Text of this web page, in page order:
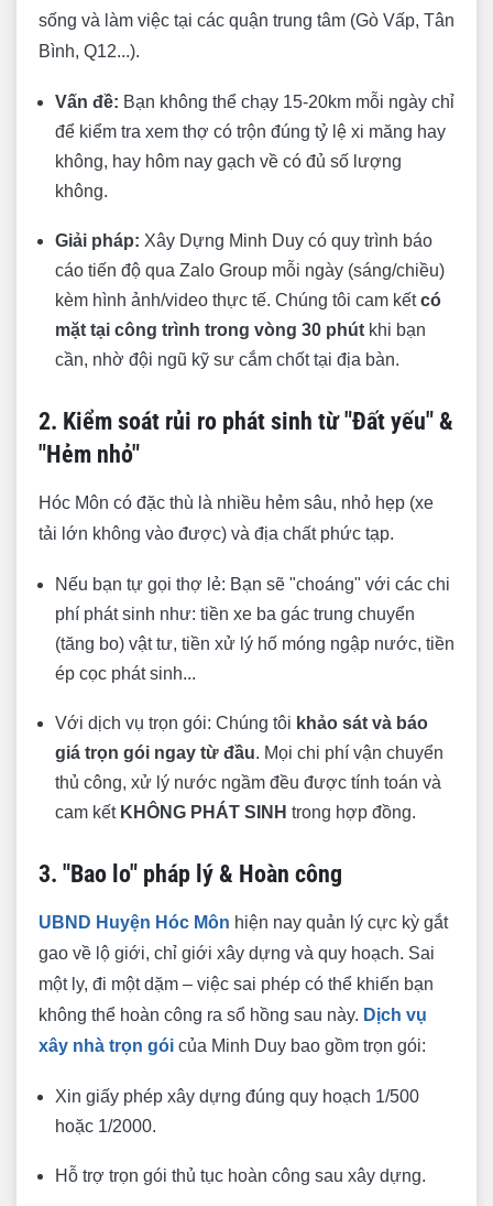
Huyện Hóc Môn
Quy trình thi công & Kiểm soát chất lượng
Bước 1: Thiết lập mặt bằng & Định vị tim mốc
Bước 2: Thi công phần Móng (Giai đoạn quyết
định tuổi thọ)
Bước 3: Thi công phần Thân (Khung xương
ngôi nhà)
Bước 4: Thi công Điện Nước (M&E)
Bước 5: Chống thấm
Bước 6: Hoàn thiện & Nội thất
kết)
Chính sách bảo hành & Cam kết tiến độ
Top dự án tiêu biểu đã thi công tại Hóc Môn
1. Nhà phố hiện đại 3 tầng - Xã Bà Điểm
2. Biệt thự mái Nhật sân vườn - Xã Xuân Thới
3. Nhà cấp 4 gác lửng (Mái tôn giả ngói) - Xã
Câu hỏi thường gặp (FAQ) về xây nhà Hóc Môn
Chọn "Người xây tổ ấm" chứ đừng chỉ chọn
"Thầu xây nhà"
sống và làm việc tại các quận trung tâm (Gò Vấp, Tân
Bình, Q12...).
Vấn đề: Bạn không thể chạy 15-20km mỗi ngày chỉ
để kiểm tra xem thợ có trộn đúng tỷ lệ xi măng hay
không, hay hôm nay gạch về có đủ số lượng
không.
Giải pháp: Xây Dựng Minh Duy có quy trình báo
cáo tiến độ qua Zalo Group mỗi ngày (sáng/chiều)
kèm hình ảnh/video thực tế. Chúng tôi cam kếtcó
mặt tại công trình trong vòng 30 phút khi bạn
cần, nhờ đội ngũ kỹ sư cắm chốt tại địa bàn.
2. Kiểm soát rủi ro phát sinh từ "Đất yếu" &
"Hẻm nhỏ"
Hóc Môn có đặc thù là nhiều hẻm sâu, nhỏ hẹp (xe
tải lớn không vào được) và địa chất phức tạp.
Nếu bạn tự gọi thợ lẻ: Bạn sẽ "choáng" với các chi
phí phát sinh như: tiền xe ba gác trung chuyển
(tăng bo) vật tư, tiền xử lý hố móng ngập nước, tiền
ép cọc phát sinh...
Với dịch vụ trọn gói: Chúng tôi khảo sát và báo
giá trọn gói ngay từ đầu. Mọi chi phí vận chuyển
thủ công, xử lý nước ngầm đều được tính toán và
cam kết KHÔNG PHÁT SINH trong hợp đồng.
3. "Bao lo" pháp lý & Hoàn công
UBND Huyện Hóc Môn hiện nay quản lý cực kỳ gắt
gao về lộ giới, chỉ giới xây dựng và quy hoạch. Sai
một ly, đi một dặm – việc sai phép có thể khiến bạn
không thể hoàn công ra sổ hồng sau này. Dịch vụ
xây nhà trọn gói của Minh Duy bao gồm trọn gói:
Xin giấy phép xây dựng đúng quy hoạch 1/500
hoặc 1/2000.
Hỗ trợ trọn gói thủ tục hoàn công sau xây dựng.